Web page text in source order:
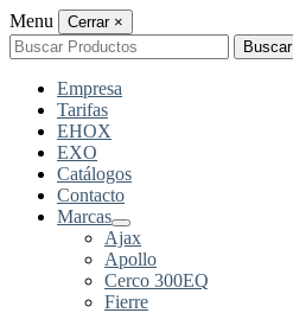
Menu Cerrar ×
Buscar
por:
Buscar
Empresa
Tarifas
EHOX
EXO
Catálogos
Contacto
Marcas
Ajax
Apollo
Cerco 300EQ
Fierre